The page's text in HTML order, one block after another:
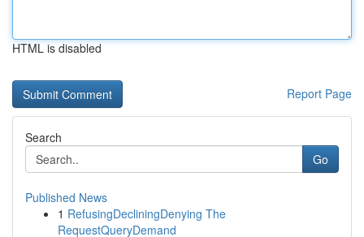
HTML is disabled
Report Page
Search
Go
Published News
1 RefusingDecliningDenying The
RequestQueryDemand